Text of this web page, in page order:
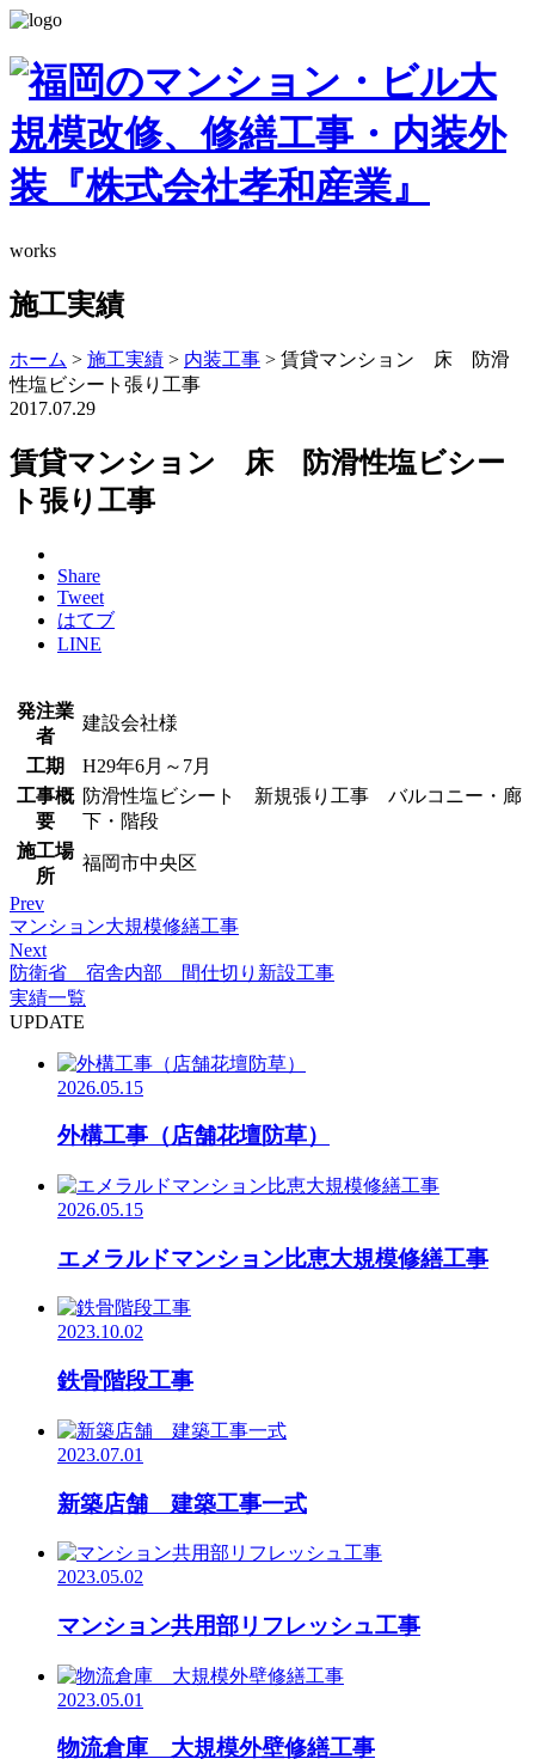
works
施工実績
ホーム > 施工実績 > 内装工事 > 賃貸マンション 床 防滑
性塩ビシート張り工事
2017.07.29
賃貸マンション 床 防滑性塩ビシー
ト張り工事
Share
Tweet
はてブ
LINE
発注業
者
建設会社様
工期
H29年6月～7月
工事概
要
防滑性塩ビシート 新規張り工事 バルコニー・廊
下・階段
施工場
所
福岡市中央区
Prev
マンション大規模修繕工事
Next
防衛省 宿舎内部 間仕切り新設工事
実績一覧
UPDATE
2026.05.15
外構工事（店舗花壇防草）
2026.05.15
エメラルドマンション比恵大規模修繕工事
2023.10.02
鉄骨階段工事
2023.07.01
新築店舗 建築工事一式
2023.05.02
マンション共用部リフレッシュ工事
2023.05.01
物流倉庫 大規模外壁修繕工事